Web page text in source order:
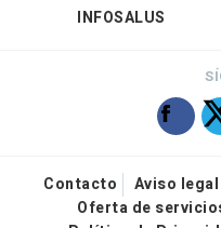
INFOSALUS
Contacto Aviso legal
Oferta de